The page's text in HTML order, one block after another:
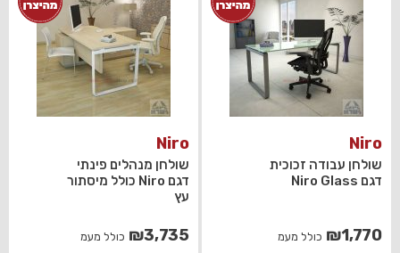
Niro
שולחן עבודה זכוכית
דגם Niro Glass
₪1,770 כולל מעמ
Niro
שולחן מנהלים פינתי
דגם Niro כולל מיסתור
עץ
₪3,735 כולל מעמ